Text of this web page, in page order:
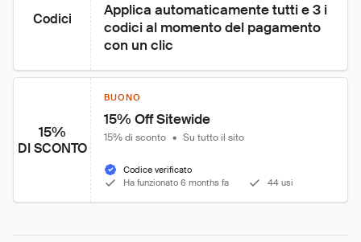
Codici
Applica automaticamente tutti e 3 i
codici al momento del pagamento
con un clic
15%
DI SCONTO
BUONO
15% Off Sitewide
15% di sconto • Su tutto il sito
Codice verificato
Ha funzionato 6 months fa
44 usi